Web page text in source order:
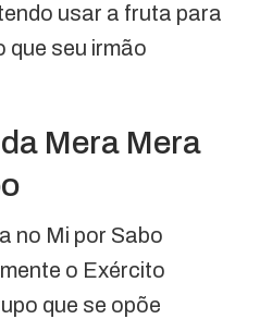
usar a fruta para
que seu irmão
Mera Mera
no Mi por Sabo
o Exército
que se opõe